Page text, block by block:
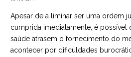
Apesar de a liminar ser uma ordem
cumprida imediatamente, é possível
saúde atrasem o fornecimento do
acontecer por dificuldades